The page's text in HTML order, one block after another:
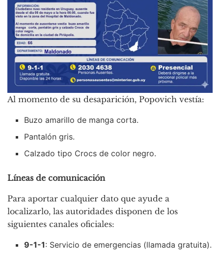
Al momento de su desaparición, Popovich vestía:
Buzo amarillo de manga corta.
Pantalón gris.
Calzado tipo Crocs de color negro.
Líneas de comunicación
Para aportar cualquier dato que ayude a
localizarlo, las autoridades disponen de los
siguientes canales oficiales:
9-1-1: Servicio de emergencias (llamada gratuita).